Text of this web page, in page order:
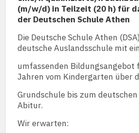
(m/w/d) in Teilzeit (20 h) für
der Deutschen Schule Athen
Die Deutsche Schule Athen
deutsche Auslandsschule mit
umfassenden Bildungsangebot
Jahren vom Kindergarten über
Grundschule bis zum
Abitur.
Wir erwarten: